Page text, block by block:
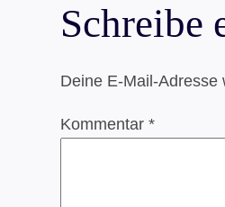
Schreibe
Deine E-Mail-Adresse
Kommentar *